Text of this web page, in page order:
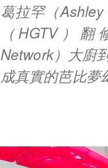
葛拉罕（
（HGTV）
Network）大廚
成真實的芭比夢